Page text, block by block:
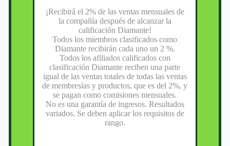
¡Recibirá el 2% de las ventas mensuales de
la compañía después de alcanzar la
calificación Diamante!
Todos los miembros clasificados como
Diamante recibirán cada uno un 2 %.
Todos los afiliados calificados con
clasificación Diamante reciben una parte
igual de las ventas totales de todas las ventas
de membresías y productos, que es del 2%, y
se pagan como comisiones mensuales.
No es una garantía de ingresos. Resultados
variados. Se deben aplicar los requisitos de
rango.